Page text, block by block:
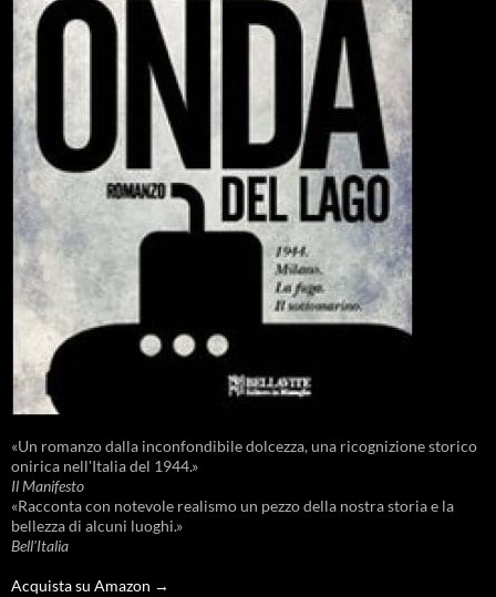
«Un romanzo dalla inconfondibile dolcezza, una ricognizione storico
onirica nell'Italia del 1944.»
Il Manifesto
«Racconta con notevole realismo un pezzo della nostra storia e la
bellezza di alcuni luoghi.»
Bell'Italia
Acquista su Amazon →